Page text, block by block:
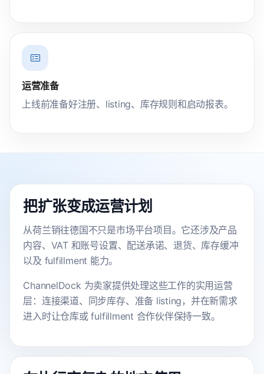
运营准备
上线前准备好注册、listing、库存规则和启动报表。
把扩张变成运营计划
从荷兰销往德国不只是市场平台项目。它还涉及产品
内容、VAT 和账号设置、配送承诺、退货、库存缓冲
以及 fulfillment 能力。
ChannelDock 为卖家提供处理这些工作的实用运营
层：连接渠道、同步库存、准备 listing，并在新需求
进入时让仓库或 fulfillment 合作伙伴保持一致。